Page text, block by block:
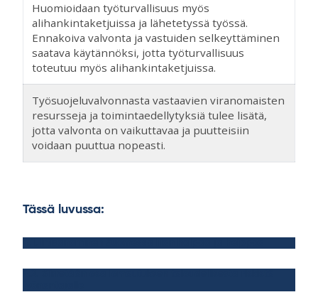
Huomioidaan työturvallisuus myös
alihankintaketjuissa ja lähetetyssä työssä.
Ennakoiva valvonta ja vastuiden selkeyttäminen
saatava käytännöksi, jotta työturvallisuus
toteutuu myös alihankintaketjuissa.
Työsuojeluvalvonnasta vastaavien viranomaisten
resursseja ja toimintaedellytyksiä tulee lisätä,
jotta valvonta on vaikuttavaa ja puutteisiin
voidaan puuttua nopeasti.
Tässä luvussa: